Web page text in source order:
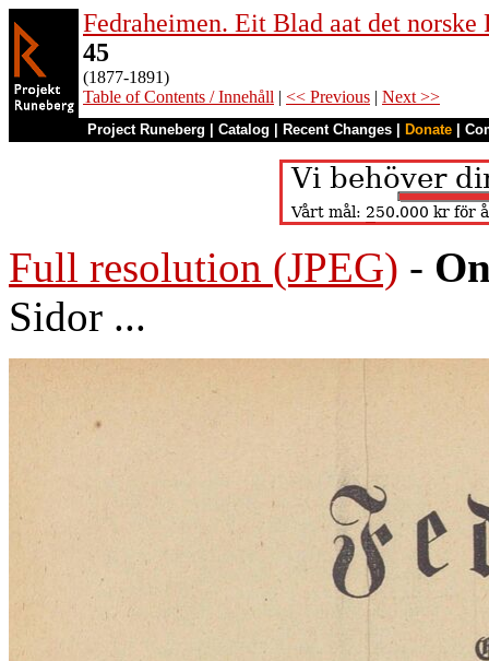
Fedraheimen. Eit Blad aat det norske
45
(1877-1891)
Table of Contents / Innehåll | << Previous | Next >>
Project Runeberg Catalog Recent Changes Donate
Full resolution (JPEG) -
Sidor ...